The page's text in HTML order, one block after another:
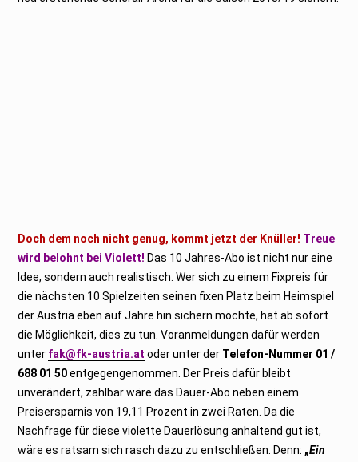
Doch dem noch nicht genug, kommt jetzt der Knüller! Treue
wird belohnt bei Violett! Das 10 Jahres-Abo ist nicht nur eine
Idee, sondern auch realistisch. Wer sich zu einem Fixpreis für
die nächsten 10 Spielzeiten seinen fixen Platz beim Heimspiel
der Austria eben auf Jahre hin sichern möchte, hat ab sofort
die Möglichkeit, dies zu tun. Voranmeldungen dafür werden
unter fak@fk-austria.at oder unter der Telefon-Nummer 01 /
688 01 50entgegengenommen. Der Preis dafür bleibt
unverändert, zahlbar wäre das Dauer-Abo neben einem
Preisersparnis von 19,11 Prozent in zwei Raten. Da die
Nachfrage für diese violette Dauerlösung anhaltend gut ist,
wäre es ratsam sich rasch dazu zu entschließen. Denn: „Ein